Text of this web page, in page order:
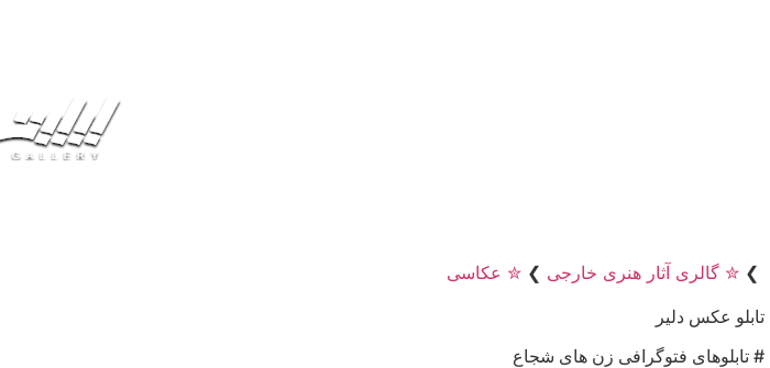
❯ ✮ گالری آثار هنری خارجی ❯ ✮ عکاسی
تابلو عکس دلیر
# تابلوهای فتوگرافی زن های شجاع